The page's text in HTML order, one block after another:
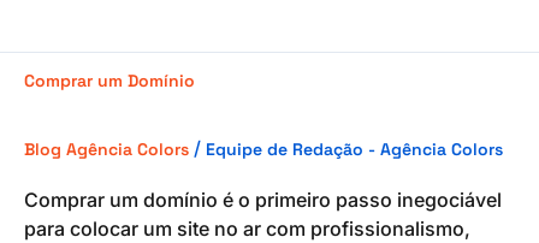
Comprar um Domínio
Blog Agência Colors / Equipe de Redação - Agência Colors
Comprar um domínio é o primeiro passo inegociável
para colocar um site no ar com profissionalismo,
um